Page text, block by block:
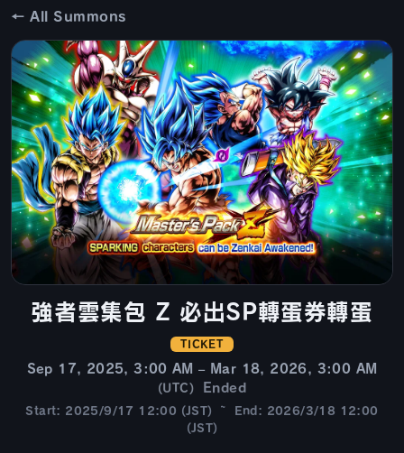
← All Summons
強者雲集包 Z 必出SP轉蛋券轉蛋
TICKET
Sep 17, 2025, 3:00 AM – Mar 18, 2026, 3:00 AM
(UTC) Ended
Start: 2025/9/17 12:00 (JST) ~ End: 2026/3/18 12:00
(JST)